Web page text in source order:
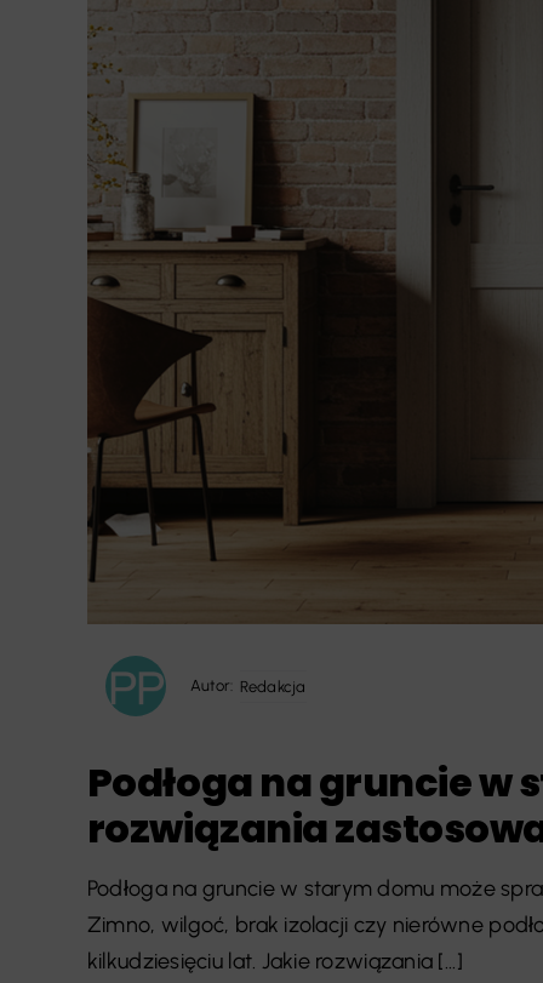
Autor: Redakcja
Podłoga na gruncie
rozwiązania
Podłoga na gruncie w starym domu może
Zimno, wilgoć, brak izolacji czy nierówne
kilkudziesięciu lat. Jakie rozwiązania [...]